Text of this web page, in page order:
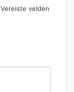
Vereiste velden